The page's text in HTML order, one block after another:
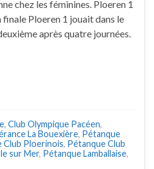
chez les féminines. Ploeren 1
finale Ploeren 1 jouait dans le
après quatre journées.
, Club Olympique Pacéen,
La Bouexière, Pétanque
Club Ploerinois, Pétanque Club
sur Mer, Pétanque Lamballaise,